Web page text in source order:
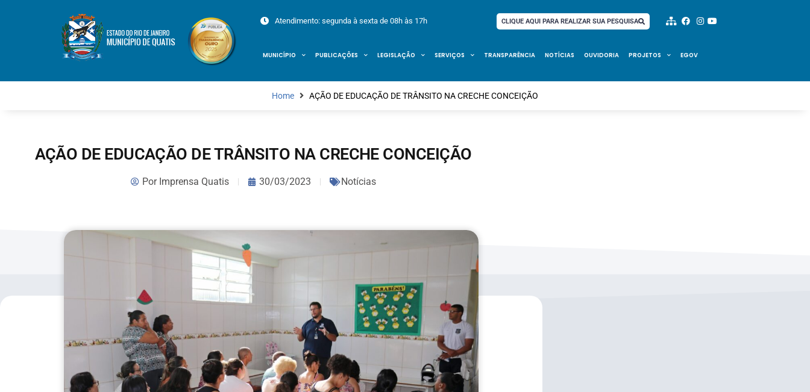
Atendimento: segunda à sexta de 08h às 17h CLIQUE AQUI PARA REALIZAR SUA PESQUISA
MUNICÍPIO PUBLICAÇÕES LEGISLAÇÃO SERVIÇOS TRANSPARÊNCIA NOTÍCIAS OUVIDORIA PROJETOS EGOV
Home AÇÃO DE EDUCAÇÃO DE TRÂNSITO NA CRECHE CONCEIÇÃO
AÇÃO DE EDUCAÇÃO DE TRÂNSITO NA CRECHE CONCEIÇÃO
PorImprensa Quatis 30/03/2023 Notícias